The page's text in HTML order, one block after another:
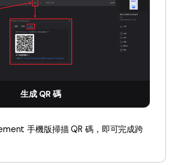
生成 QR 碼
手機版掃描 QR 碼，即可完成跨